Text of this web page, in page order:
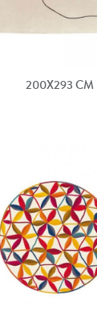
200X293 CM